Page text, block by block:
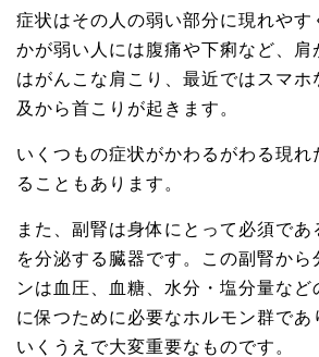
症状はその人の弱い部分に現れやす
かが弱い人には腹痛や下痢など、肩
はがんこな肩こり、最近ではスマホ
及から首こりが起きます。
いくつもの症状がかわるがわる現れ
ることもあります。
また、副腎は身体にとって必須であ
を分泌する臓器です。この副腎から
ンは血圧、血糖、水分・塩分量など
に保つために必要なホルモン群であ
いくうえで大変重要なものです。